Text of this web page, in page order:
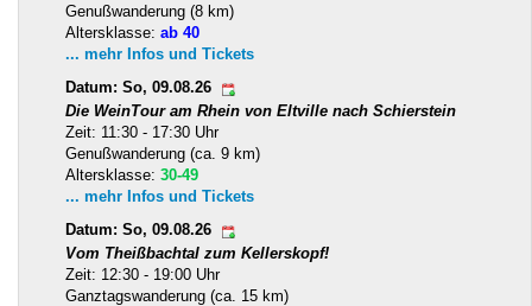
Genußwanderung (8 km)
Altersklasse: ab 40
... mehr Infos und Tickets
Datum: So, 09.08.26
Die WeinTour am Rhein von Eltville nach Schierstein
Zeit: 11:30 - 17:30 Uhr
Genußwanderung (ca. 9 km)
Altersklasse: 30-49
... mehr Infos und Tickets
Datum: So, 09.08.26
Vom Theißbachtal zum Kellerskopf!
Zeit: 12:30 - 19:00 Uhr
Ganztagswanderung (ca. 15 km)